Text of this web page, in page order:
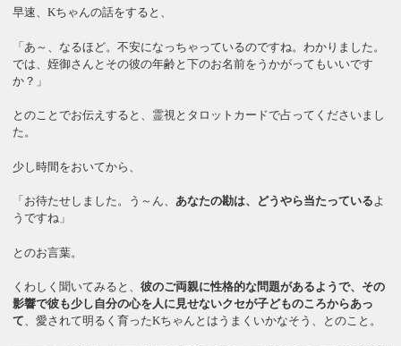
早速、Kちゃんの話をすると、
「あ～、なるほど。不安になっちゃっているのですね。わかりました。
では、姪御さんとその彼の年齢と下のお名前をうかがってもいいです
か？」
とのことでお伝えすると、霊視とタロットカードで占ってくださいまし
た。
少し時間をおいてから、
「お待たせしました。う～ん、あなたの勘は、どうやら当たっているよ
うですね」
とのお言葉。
くわしく聞いてみると、彼のご両親に性格的な問題があるようで、その
影響で彼も少し自分の心を人に見せないクセが子どものころからあっ
て、愛されて明るく育ったKちゃんとはうまくいかなそう、とのこと。